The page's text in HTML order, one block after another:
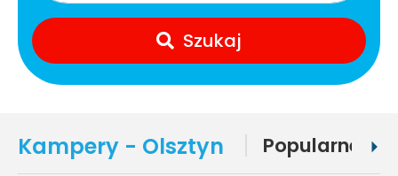
Szukaj
Kampery - Olsztyn Popularne